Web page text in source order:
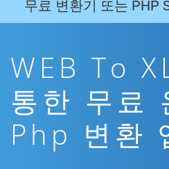
무료 변환기 또는 PHP
WEB To
통한 무료
Php 변환